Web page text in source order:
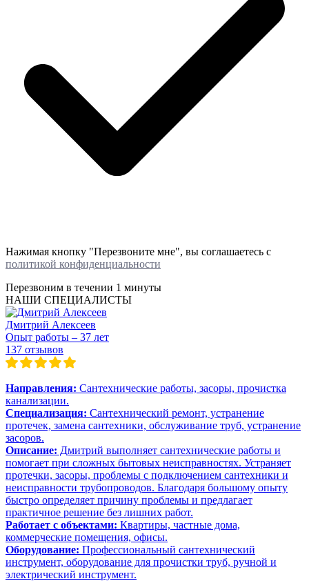
Нажимая кнопку "Перезвоните мне", вы соглашаетесь с
политикой конфиденциальности
Перезвоним в течении 1 минуты
НАШИ СПЕЦИАЛИСТЫ
Дмитрий Алексеев
Опыт работы – 37 лет
137 отзывов
Направления: Сантехнические работы, засоры, прочистка
канализации.
Специализация: Сантехнический ремонт, устранение
протечек, замена сантехники, обслуживание труб, устранение
засоров.
Описание: Дмитрий выполняет сантехнические работы и
помогает при сложных бытовых неисправностях. Устраняет
протечки, засоры, проблемы с подключением сантехники и
неисправности трубопроводов. Благодаря большому опыту
быстро определяет причину проблемы и предлагает
практичное решение без лишних работ.
Работает с объектами: Квартиры, частные дома,
коммерческие помещения, офисы.
Оборудование: Профессиональный сантехнический
инструмент, оборудование для прочистки труб, ручной и
электрический инструмент.